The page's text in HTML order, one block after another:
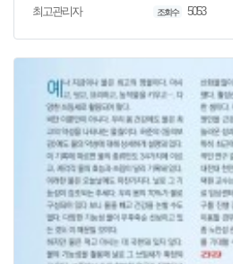
최고관리자 조회수 5053